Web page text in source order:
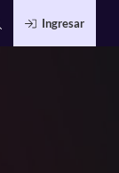
Ingresar